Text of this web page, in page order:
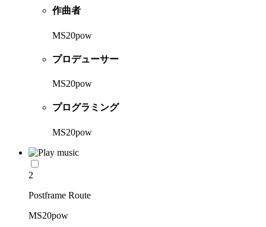
作曲者
MS20pow
プロデューサー
MS20pow
プログラミング
MS20pow
2
Postframe Route
MS20pow